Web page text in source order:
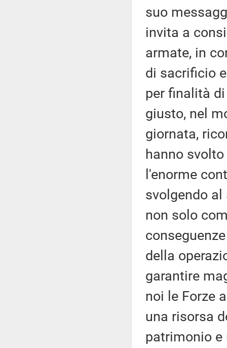
suo
invita a
armate, in
di sacrificio
per finalità
giusto, nel
giornata,
hanno
l'enorme
svolgendo
non solo
della
garantire
noi le Forze
una risorsa
patrimonio e